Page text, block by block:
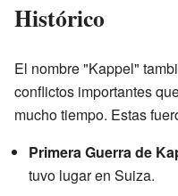
Histórico
El nombre "Kappel"
conflictos importantes
mucho tiempo. Estas
Primera Guerra de
tuvo lugar en Suiza.